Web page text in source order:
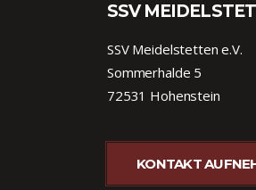
SSV
SSV Meidelstetten e.V.
Sommerhalde 5
72531 Hohenstein
KONTAKT